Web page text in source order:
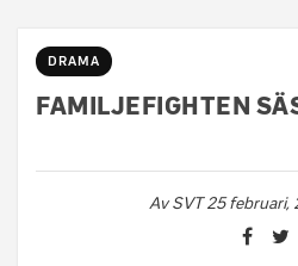
DRAMA
FAMILJEFIGHTEN
AvSVT 25 februari,